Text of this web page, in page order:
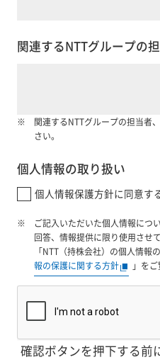
関連するNTTグループの
関連するNTTグループの担当者
さい。
個人情報の取り扱い
個人情報保護方針に同意す
ご記入いただいた個人情報につ
回答、情報提供に限り使用させ
「NTT（持株会社）の個人情報
報の保護に関する方針
」をご
確認ボタンを押下する前